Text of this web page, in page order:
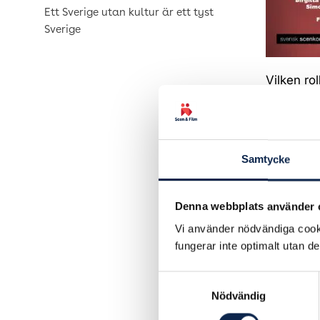
Samtycke
Denna webbplats använder
Vi använder nödvändiga
fungerar inte optimalt utan
Nödvändig
Ett Sverige utan kultur är ett tyst
Sverige
Vilken